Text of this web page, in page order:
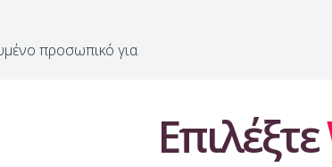
προσωπικό για
Επιλέξτε